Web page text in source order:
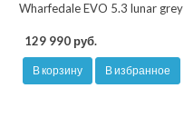
Wharfedale EVO 5.3 lunar grey
129 990 руб.
В корзину В избранное